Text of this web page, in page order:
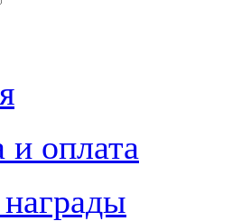
и оплата